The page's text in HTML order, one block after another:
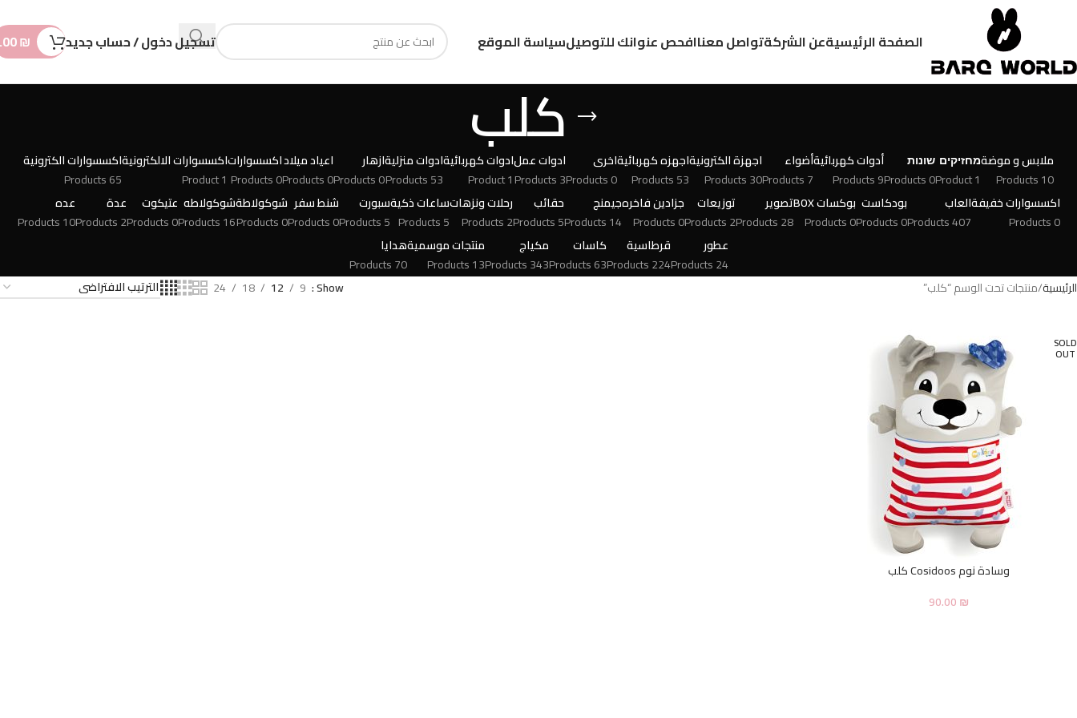
الصفحة الرئيسيةعن الشركةتواصل معناافحص عنوانك للتوصيلسياسة الموقع تسجيل دخول / حساب جديد ₪
كلب
ملابس و موضة
10 Products
מחזיקים
1 Product
שונות
0 Products
أدوات كهربائية
9 Products
أضواء
7 Products
اجهزة الكترونية
30 Products
اجهزه كهربائية
53 Products
اخرى
0 Products
ادوات عمل
3 Products
ادوات كهربائية
1 Product
ادوات منزلية
53 Products
ازهار
0 Products
اعياد ميلاد
0 Products
اكسسوارات
0 Products
اكسسوارات الالكترونية
1 Product
اكسسوارات الكترونية
65 Products
اكسسوارات خفيفة
0 Products
العاب
407 Products
بودكاست
0 Products
بوكسات BOX
0 Products
تصوير
28 Products
توزيعات
2 Products
جزادين فاخره
0 Products
جيمنج
14 Products
حقائب
5 Products
رحلات ونزهات
2 Products
ساعات ذكية
5 Products
سبورت
5 Products
شنط سفر
0 Products
شوكولاطة
0 Products
شوكولاطه
16 Products
عتيكوت
0 Products
عدة
2 Products
عده
10 Products
عطور
24 Products
قرطاسية
224 Products
كاسات
63 Products
مكياج
343 Products
منتجات موسمية
13 Products
هدايا
70 Products
الرئيسية منتجات تحت الوسم “كلب” Show
9
12
18
24
SOLD
OUT
وسادة نوم Cosidoos كلب
90.00₪